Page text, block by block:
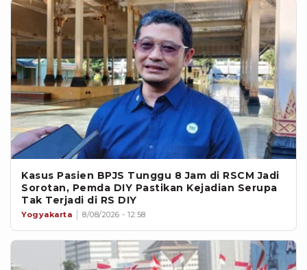
Kasus Pasien BPJS Tunggu 8 Jam di RSCM Jadi
Sorotan, Pemda DIY Pastikan Kejadian Serupa
Tak Terjadi di RS DIY
Yogyakarta 8/08/2026 - 12:58